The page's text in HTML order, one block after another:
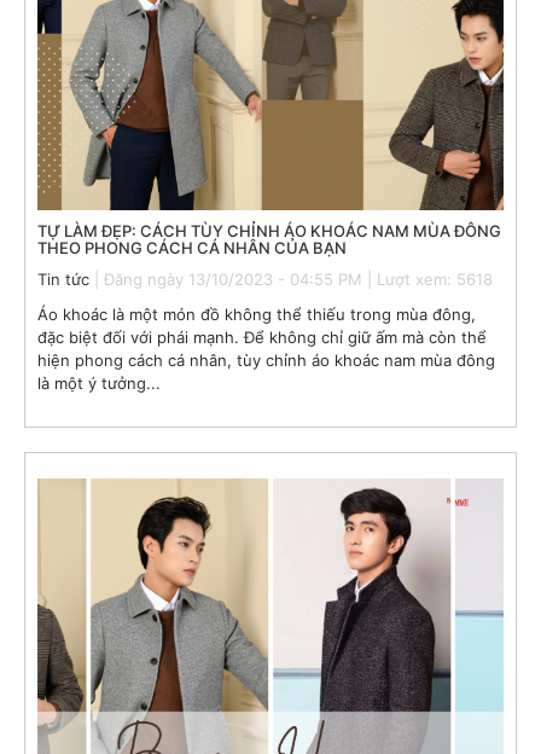
TỰ LÀM ĐẸP: CÁCH TÙY CHỈNH ÁO KHOÁC NAM MÙA ĐÔNG
THEO PHONG CÁCH CÁ NHÂN CỦA BẠN
Tin tức | Đăng ngày 13/10/2023 - 04:55 PM | Lượt xem: 5618
Áo khoác là một món đồ không thể thiếu trong mùa đông,
đặc biệt đối với phái mạnh. Để không chỉ giữ ấm mà còn thể
hiện phong cách cá nhân, tùy chỉnh áo khoác nam mùa đông
là một ý tưởng...